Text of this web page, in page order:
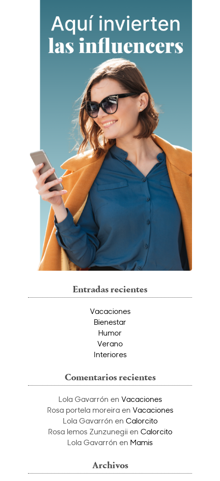
Entradas recientes
Vacaciones
Bienestar
Humor
Verano
Interiores
Comentarios recientes
Lola Gavarrón en Vacaciones
Rosa portela moreiraen Vacaciones
Lola Gavarrón en Calorcito
Rosa lemos Zunzunegiien Calorcito
Lola Gavarrón en Mamis
Archivos